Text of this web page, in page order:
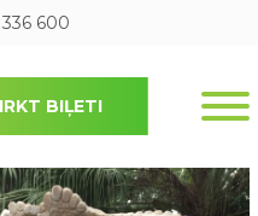
336 600
BIĻETI